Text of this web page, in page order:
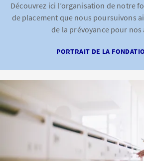
Découvrez ici l’organisation de notre
de placement que nous poursuivons
de la prévoyance pour nos
PORTRAIT DE LA